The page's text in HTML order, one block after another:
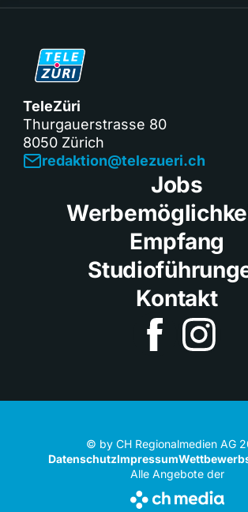
TeleZüri
Thurgauerstrasse 80
8050 Zürich
redaktion@telezueri.ch
Jobs
Empfang
Kontakt
© by CH Regionalmedien AG
DatenschutzImpressum
Alle Angebote der